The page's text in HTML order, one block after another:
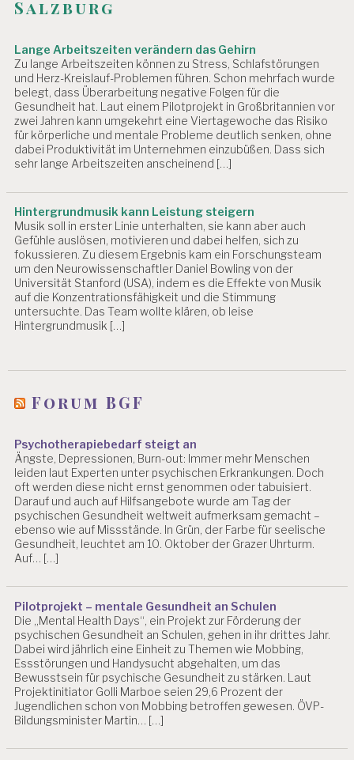
N
B
E
U
R
T
EI
L
U
G
G
E
S
U
N
D
E
A
EI
H
U
FI
G
K
EI
T
D
E
R
A
L
U
IE
R
U
N
G
Salzburg
Lange Arbeitszeiten verändern das Gehirn
Zu lange Arbeitszeiten können zu Stress, Schlafstörungen
und Herz-Kreislauf-Problemen führen. Schon mehrfach wurde
belegt, dass Überarbeitung negative Folgen für die
Gesundheit hat. Laut einem Pilotprojekt in Großbritannien vor
zwei Jahren kann umgekehrt eine Viertagewoche das Risiko
für körperliche und mentale Probleme deutlich senken, ohne
dabei Produktivität im Unternehmen einzubüßen. Dass sich
sehr lange Arbeitszeiten anscheinend […]
Hintergrundmusik kann Leistung steigern
Musik soll in erster Linie unterhalten, sie kann aber auch
Gefühle auslösen, motivieren und dabei helfen, sich zu
fokussieren. Zu diesem Ergebnis kam ein Forschungsteam
um den Neurowissenschaftler Daniel Bowling von der
Universität Stanford (USA), indem es die Effekte von Musik
auf die Konzentrationsfähigkeit und die Stimmung
untersuchte. Das Team wollte klären, ob leise
Hintergrundmusik […]
Forum BGF
Psychotherapiebedarf steigt an
Ängste, Depressionen, Burn-out: Immer mehr Menschen
leiden laut Experten unter psychischen Erkrankungen. Doch
oft werden diese nicht ernst genommen oder tabuisiert.
Darauf und auch auf Hilfsangebote wurde am Tag der
psychischen Gesundheit weltweit aufmerksam gemacht –
ebenso wie auf Missstände. In Grün, der Farbe für seelische
Gesundheit, leuchtet am 10. Oktober der Grazer Uhrturm.
Auf… […]
Pilotprojekt – mentale Gesundheit an Schulen
Die „Mental Health Days“, ein Projekt zur Förderung der
psychischen Gesundheit an Schulen, gehen in ihr drittes Jahr.
Dabei wird jährlich eine Einheit zu Themen wie Mobbing,
Essstörungen und Handysucht abgehalten, um das
Bewusstsein für psychische Gesundheit zu stärken. Laut
Projektinitiator Golli Marboe seien 29,6 Prozent der
Jugendlichen schon von Mobbing betroffen gewesen. ÖVP-
Bildungsminister Martin… […]